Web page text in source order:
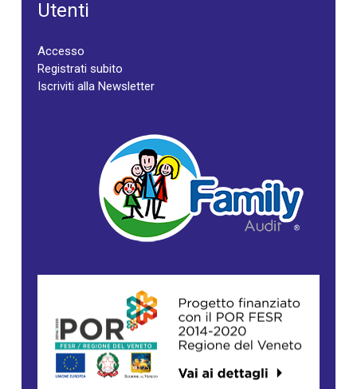
Utenti
Accesso
Registrati subito
Iscriviti alla Newsletter